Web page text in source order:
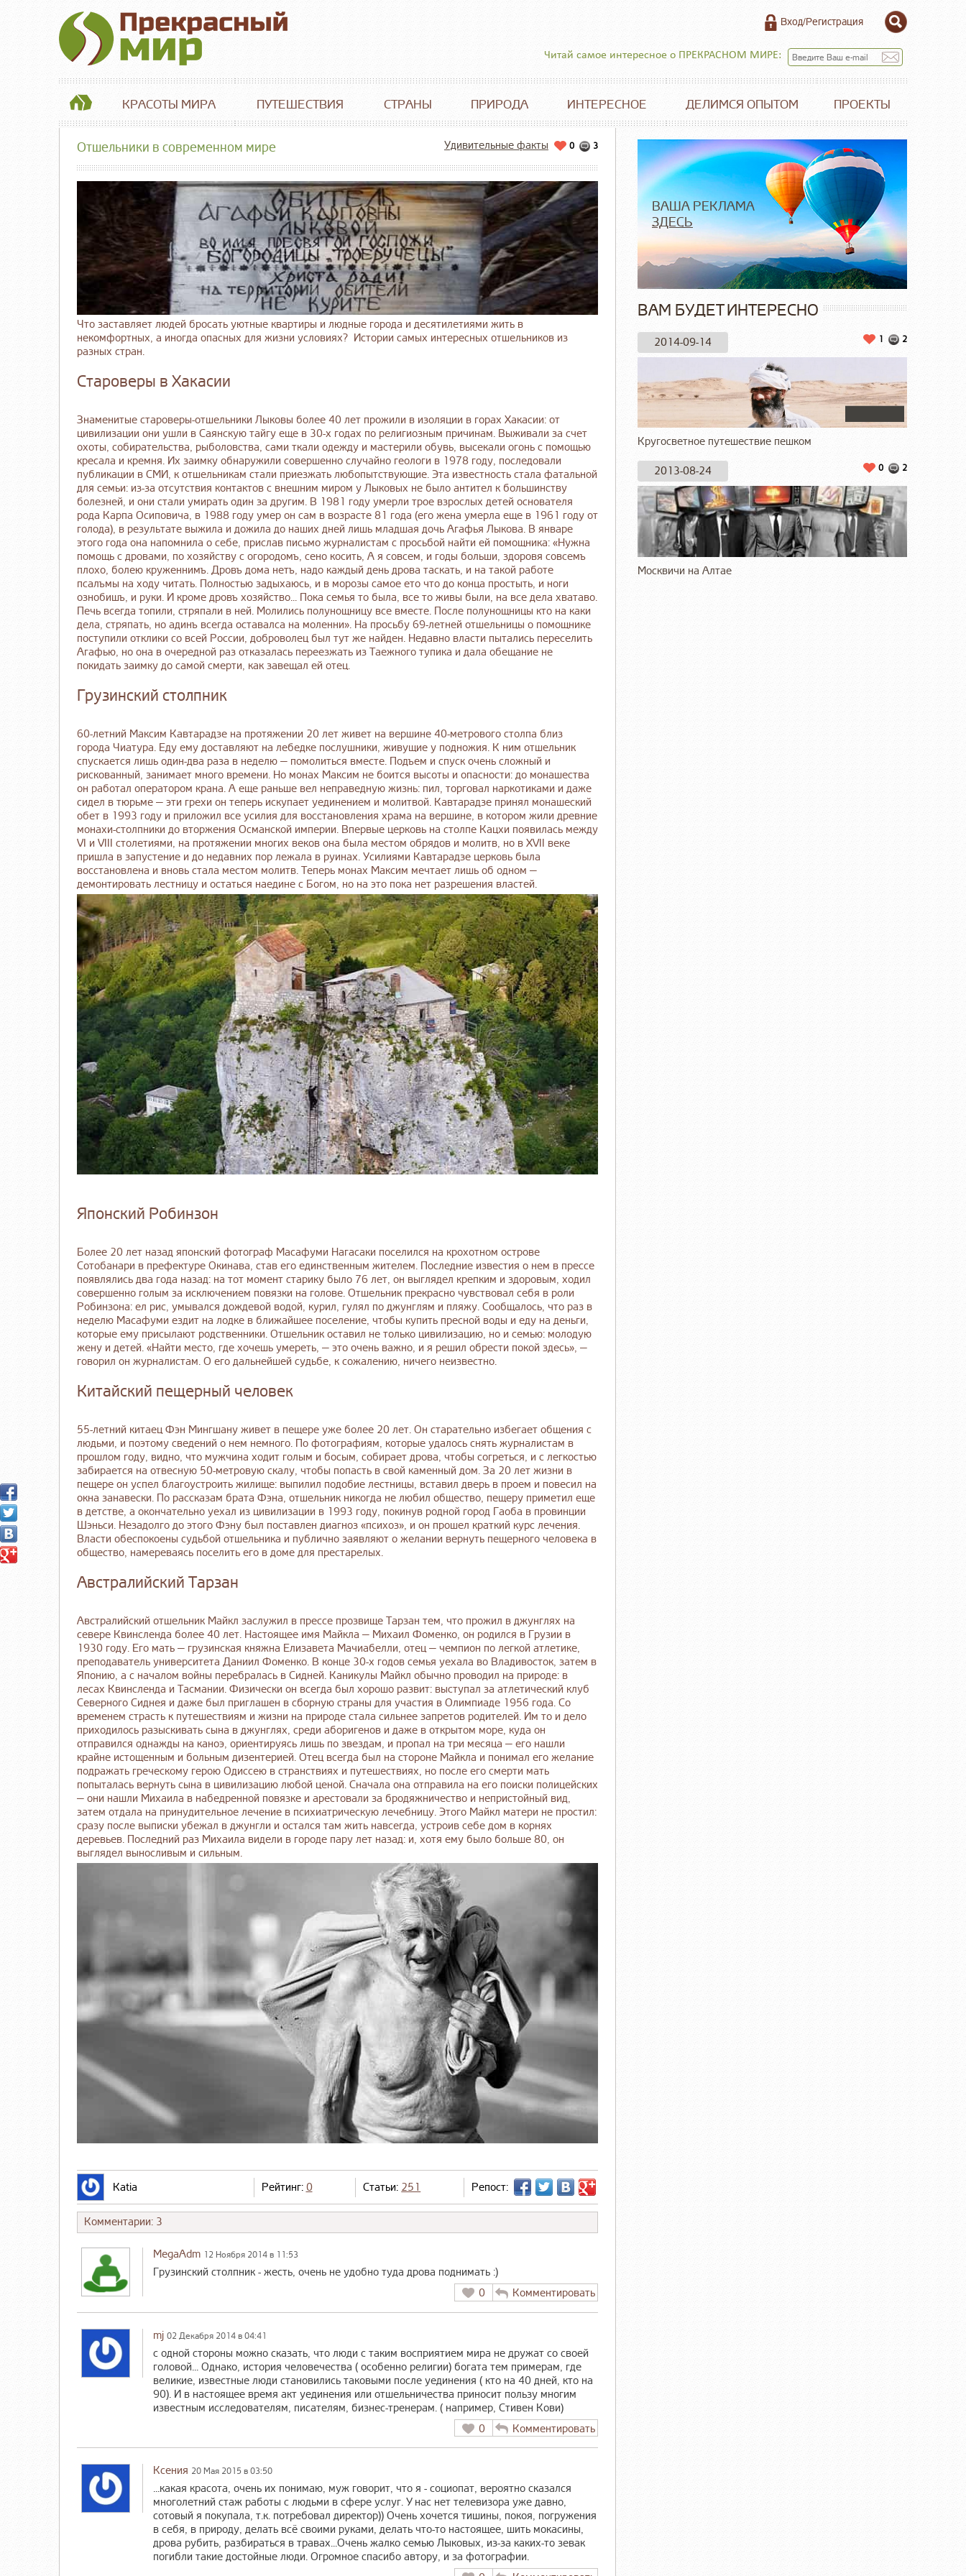
Вход/Регистрация
Читай самое интересное о ПРЕКРАСНОМ МИРЕ:
КРАСОТЫ МИРА ПУТЕШЕСТВИЯ СТРАНЫ ПРИРОДА ИНТЕРЕСНОЕ ДЕЛИМСЯ ОПЫТОМ ПРОЕКТЫ
3
0
Удивительные факты
Отшельники в современном мире
Что заставляет людей бросать уютные квартиры и людные города и десятилетиями жить в
некомфортных, а иногда опасных для жизни условиях? Истории самых интересных отшельников из
разных стран.
Староверы в Хакасии
Знаменитые староверы-отшельники Лыковы более 40 лет прожили в изоляции в горах Хакасии: от
цивилизации они ушли в Саянскую тайгу еще в 30-х годах по религиозным причинам. Выживали за счет
охоты, собирательства, рыболовства, сами ткали одежду и мастерили обувь, высекали огонь с помощью
кресала и кремня. Их заимку обнаружили совершенно случайно геологи в 1978 году, последовали
публикации в СМИ, к отшельникам стали приезжать любопытствующие. Эта известность стала фатальной
для семьи: из-за отсутствия контактов с внешним миром у Лыковых не было антител к большинству
болезней, и они стали умирать один за другим. В 1981 году умерли трое взрослых детей основателя
рода Карпа Осиповича, в 1988 году умер он сам в возрасте 81 года (его жена умерла еще в 1961 году от
голода), в результате выжила и дожила до наших дней лишь младшая дочь Агафья Лыкова. В январе
этого года она напомнила о себе, прислав письмо журналистам с просьбой найти ей помощника: «Нужна
помощь с дровами, по хозяйству с огородомъ, сено косить, А я совсем, и годы больши, здоровя совсемъ
плохо, болею круженнимъ. Дровъ дома нетъ, надо каждый день дрова таскать, и на такой работе
псалъмы на ходу читать. Полностью задыхаюсь, и в морозы самое ето что до конца простыть, и ноги
ознобишъ, и руки. И кроме дровъ хозяйство... Пока семья то была, все то живы были, на все дела хватаво.
Печь всегда топили, стряпали в ней. Молились полунощницу все вместе. После полунощницы кто на каки
дела, стряпать, но адинъ всегда оставалса на моленни». На просьбу 69-летней отшельницы о помощнике
поступили отклики со всей России, доброволец был тут же найден. Недавно власти пытались переселить
Агафью, но она в очередной раз отказалась переезжать из Таежного тупика и дала обещание не
покидать заимку до самой смерти, как завещал ей отец.
Грузинский столпник
60-летний Максим Кавтарадзе на протяжении 20 лет живет на вершине 40-метрового столпа близ
города Чиатура. Еду ему доставляют на лебедке послушники, живущие у подножия. К ним отшельник
спускается лишь один-два раза в неделю — помолиться вместе. Подъем и спуск очень сложный и
рискованный, занимает много времени. Но монах Максим не боится высоты и опасности: до монашества
он работал оператором крана. А еще раньше вел неправедную жизнь: пил, торговал наркотиками и даже
сидел в тюрьме — эти грехи он теперь искупает уединением и молитвой. Кавтарадзе принял монашеский
обет в 1993 году и приложил все усилия для восстановления храма на вершине, в котором жили древние
монахи-столпники до вторжения Османской империи. Впервые церковь на столпе Кацхи появилась между
VI и VIII столетиями, на протяжении многих веков она была местом обрядов и молитв, но в XVII веке
пришла в запустение и до недавних пор лежала в руинах. Усилиями Кавтарадзе церковь была
восстановлена и вновь стала местом молитв. Теперь монах Максим мечтает лишь об одном —
демонтировать лестницу и остаться наедине с Богом, но на это пока нет разрешения властей.
Японский Робинзон
Более 20 лет назад японский фотограф Масафуми Нагасаки поселился на крохотном острове
Сотобанари в префектуре Окинава, став его единственным жителем. Последние известия о нем в прессе
появлялись два года назад: на тот момент старику было 76 лет, он выглядел крепким и здоровым, ходил
совершенно голым за исключением повязки на голове. Отшельник прекрасно чувствовал себя в роли
Робинзона: ел рис, умывался дождевой водой, курил, гулял по джунглям и пляжу. Сообщалось, что раз в
неделю Масафуми ездит на лодке в ближайшее поселение, чтобы купить пресной воды и еду на деньги,
которые ему присылают родственники. Отшельник оставил не только цивилизацию, но и семью: молодую
жену и детей. «Найти место, где хочешь умереть, — это очень важно, и я решил обрести покой здесь», —
говорил он журналистам. О его дальнейшей судьбе, к сожалению, ничего неизвестно.
Китайский пещерный человек
55-летний китаец Фэн Мингшану живет в пещере уже более 20 лет. Он старательно избегает общения с
людьми, и поэтому сведений о нем немного. По фотографиям, которые удалось снять журналистам в
прошлом году, видно, что мужчина ходит голым и босым, собирает дрова, чтобы согреться, и с легкостью
забирается на отвесную 50-метровую скалу, чтобы попасть в свой каменный дом. За 20 лет жизни в
пещере он успел благоустроить жилище: выпилил подобие лестницы, вставил дверь в проем и повесил на
окна занавески. По рассказам брата Фэна, отшельник никогда не любил общество, пещеру приметил еще
в детстве, а окончательно уехал из цивилизации в 1993 году, покинув родной город Гаоба в провинции
Шэньси. Незадолго до этого Фэну был поставлен диагноз «психоз», и он прошел краткий курс лечения.
Власти обеспокоены судьбой отшельника и публично заявляют о желании вернуть пещерного человека в
общество, намереваясь поселить его в доме для престарелых.
Австралийский Тарзан
Австралийский отшельник Майкл заслужил в прессе прозвище Тарзан тем, что прожил в джунглях на
севере Квинсленда более 40 лет. Настоящее имя Майкла — Михаил Фоменко, он родился в Грузии в
1930 году. Его мать — грузинская княжна Елизавета Мачиабелли, отец — чемпион по легкой атлетике,
преподаватель университета Даниил Фоменко. В конце 30-х годов семья уехала во Владивосток, затем в
Японию, а с началом войны перебралась в Сидней. Каникулы Майкл обычно проводил на природе: в
лесах Квинсленда и Тасмании. Физически он всегда был хорошо развит: выступал за атлетический клуб
Северного Сиднея и даже был приглашен в сборную страны для участия в Олимпиаде 1956 года. Со
временем страсть к путешествиям и жизни на природе стала сильнее запретов родителей. Им то и дело
приходилось разыскивать сына в джунглях, среди аборигенов и даже в открытом море, куда он
отправился однажды на каноэ, ориентируясь лишь по звездам, и пропал на три месяца — его нашли
крайне истощенным и больным дизентерией. Отец всегда был на стороне Майкла и понимал его желание
подражать греческому герою Одиссею в странствиях и путешествиях, но после его смерти мать
попыталась вернуть сына в цивилизацию любой ценой. Сначала она отправила на его поиски полицейских
— они нашли Михаила в набедренной повязке и арестовали за бродяжничество и непристойный вид,
затем отдала на принудительное лечение в психиатрическую лечебницу. Этого Майкл матери не простил:
сразу после выписки убежал в джунгли и остался там жить навсегда, устроив себе дом в корнях
деревьев. Последний раз Михаила видели в городе пару лет назад: и, хотя ему было больше 80, он
выглядел выносливым и сильным.
Katia Рейтинг: 0 Статьи: 251 Репост:
Комментарии: 3
MegaAdm 12 Ноября 2014 в 11:53
Грузинский столпник - жесть, очень не удобно туда дрова поднимать :)
0
Комментировать
mj 02 Декабря 2014 в 04:41
с одной стороны можно сказать, что люди с таким восприятием мира не дружат со своей
головой... Однако, история человечества ( особенно религии) богата тем примерам, где
великие, известные люди становились таковыми после уединения ( кто на 40 дней, кто на
90). И в настоящее время акт уединения или отшельничества приносит пользу многим
известным исследователям, писателям, бизнес-тренерам. ( например, Стивен Кови)
0
Комментировать
Ксения 20 Мая 2015 в 03:50
...какая красота, очень их понимаю, муж говорит, что я - социопат, вероятно сказался
многолетний стаж работы с людьми в сфере услуг. У нас нет телевизора уже давно,
сотовый я покупала, т.к. потребовал директор)) Очень хочется тишины, покоя, погружения
в себя, в природу, делать всё своими руками, делать что-то настоящее, шить мокасины,
дрова рубить, разбираться в травах...Очень жалко семью Лыковых, из-за каких-то зевак
погибли такие достойные люди. Огромное спасибо автору, и за фотографии.
ВАША РЕКЛАМА
ЗДЕСЬ
ВАМ БУДЕТ ИНТЕРЕСНО
2014-09-14 2
1
Кругосветное путешествие пешком
2013-08-24 2
0
Москвичи на Алтае